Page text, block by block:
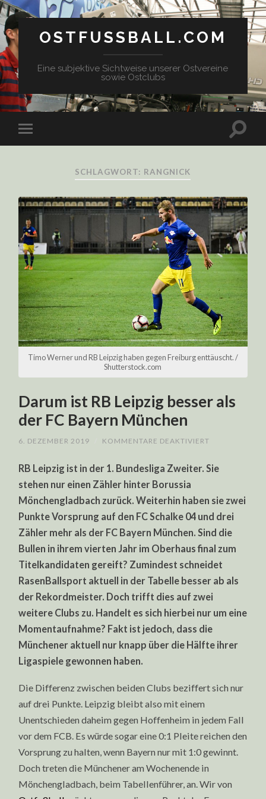
OSTFUSSBALL.COM
Eine subjektive Sichtweise unserer Ostvereine
sowie Ostclubs
SCHLAGWORT: RANGNICK
Timo Werner und RB Leipzig haben gegen Freiburg enttäuscht. /
Shutterstock.com
Darum ist RB Leipzig besser als
der FC Bayern München
6. DEZEMBER 2019 KOMMENTARE DEAKTIVIERT
RB
DER
FC
BAYERN
MÜNCHEN
RB Leipzig ist in der 1. Bundesliga Zweiter. Sie
stehen nur einen Zähler hinter Borussia
Mönchengladbach zurück. Weiterhin haben sie zwei
Punkte Vorsprung auf den FC Schalke 04 und drei
Zähler mehr als der FC Bayern München. Sind die
Bullen in ihrem vierten Jahr im Oberhaus final zum
Titelkandidaten gereift? Zumindest schneidet
RasenBallsport aktuell in der Tabelle besser ab als
der Rekordmeister. Doch trifft dies auf zwei
weitere Clubs zu. Handelt es sich hierbei nur um eine
Momentaufnahme? Fakt ist jedoch, dass die
Münchener aktuell nur knapp über die Hälfte ihrer
Ligaspiele gewonnen haben.
Die Differenz zwischen beiden Clubs beziffert sich nur
auf drei Punkte. Leipzig bleibt also mit einem
Unentschieden daheim gegen Hoffenheim in jedem Fall
vor dem FCB. Es würde sogar eine 0:1 Pleite reichen den
Vorsprung zu halten, wenn Bayern nur mit 1:0 gewinnt.
Doch treten die Münchener am Wochenende in
Mönchengladbach, beim Tabellenführer, an. Wir von